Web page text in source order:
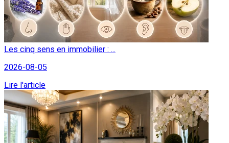
Les cinq sens en immobilier : ...
2026-08-05
Lire l'article